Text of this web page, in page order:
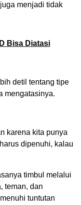
menjadi tidak
Bisa Diatasi
detil tentang tipe
mengatasinya.
karena kita punya
dipenuhi, kalau
timbul melalui
teman, dan
tuntutan